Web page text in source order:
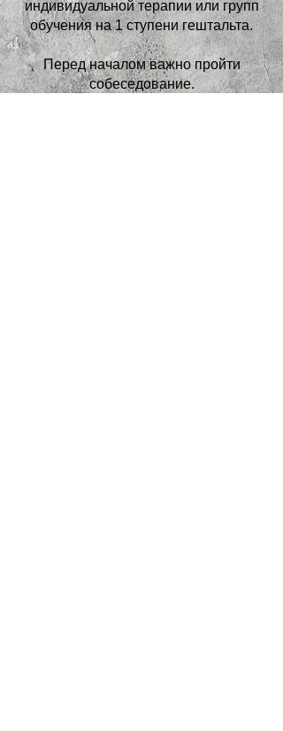
индивидуальной терапии или групп
обучения на 1 ступени гештальта.
Перед началом важно пройти
собеседование.